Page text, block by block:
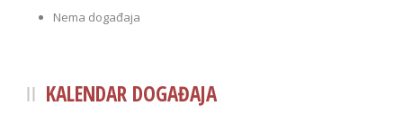
Nema događaja
KALENDAR DOGAĐAJA